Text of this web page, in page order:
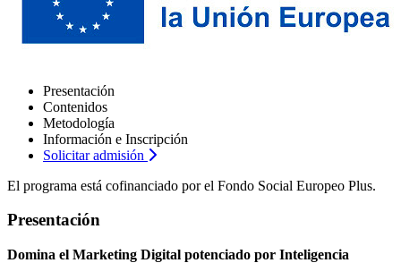
Presentación
Contenidos
Metodología
Información e Inscripción
Solicitar admisión
El programa está cofinanciado por el Fondo Social Europeo Plus.
Presentación
Domina el Marketing Digital potenciado por Inteligencia